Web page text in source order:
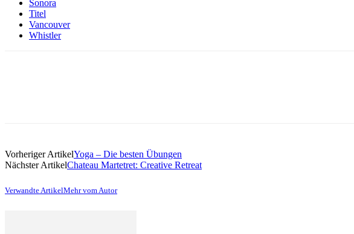
Sonora
Titel
Vancouver
Whistler
Vorheriger ArtikelYoga – Die besten Übungen
Nächster ArtikelChateau Martetret: Creative Retreat
Verwandte ArtikelMehr vom Autor